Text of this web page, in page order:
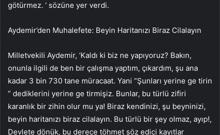
götürmez. ‘ sözüne yer verdi.
Aydemir’den Muhalefete: Beyin Haritanızı Biraz Cilalayın
Milletvekili Aydemir, ‘Kaldı ki biz ne yapıyoruz? Bakın,
onunla ilgili de ben bir çalışma yaptım, çıkardım, şu ana
kadar 3 bin 730 tane müracaat. Yani “Şunları yerine ge tirin
” dediklerini yerine ge tirmişiz. Bunlar, bu türlü zifiri
karanlık bir zihin olur mu ya! Biraz kendinizi, şu beyninizi,
beyin haritanızı biraz cilalayın. Bu türlü bir şey olmaz, ayıp!,
Devlete dönük, bu derece töhmet söz edici kayıtlar